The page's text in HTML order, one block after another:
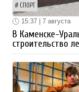
СПОРТ
15:37 | 7 августа
В Каменске-
строительство